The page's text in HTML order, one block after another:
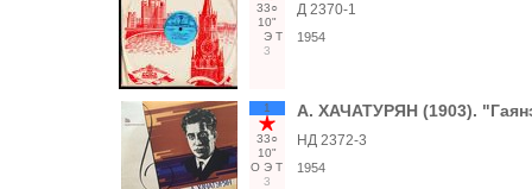
33○
10"
Э Т
3
Д 2370-1
1954
1
33○
10"
О Э Т
3
А. ХАЧАТУРЯН (1903).
НД 2372-3
1954